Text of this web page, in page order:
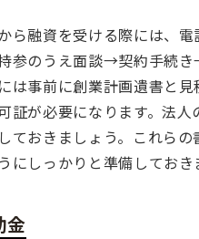
ら融資を受ける際には、
参のうえ面談→契約手続
は事前に創業計画遺書と
証が必要になります。法
ておきましょう。これら
にしっかりと準備しておき
金